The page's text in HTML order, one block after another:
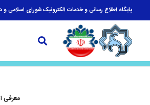
پایگاه اطلاع رسانی و خدمات الکترونیک شورای اسلامی و
معرفی